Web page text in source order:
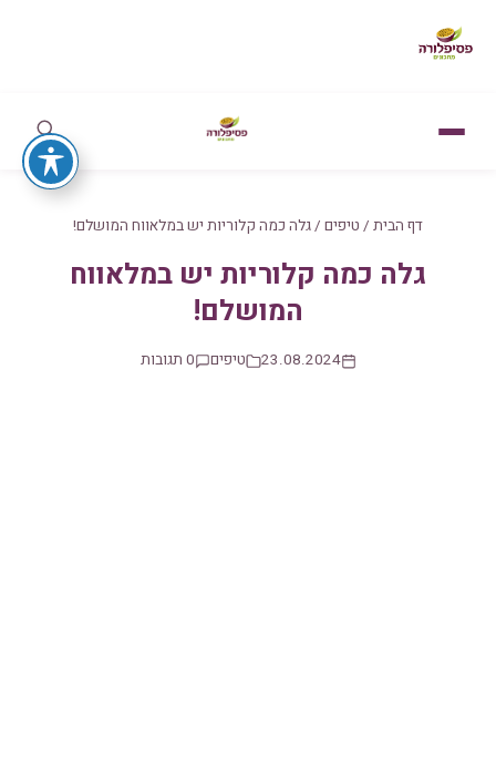
דף הבית / טיפים /גלה כמה קלוריות יש במלאווח המושלם!
גלה כמה קלוריות יש במלאווח
המושלם!
23.08.2024 טיפים 0 תגובות